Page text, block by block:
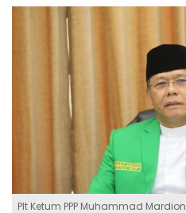
Plt Ketum PPP Muhammad